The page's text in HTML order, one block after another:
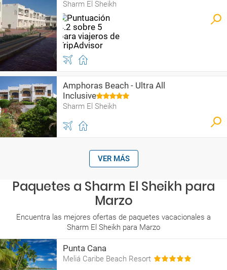
Sharm El Sheikh
Amphoras Beach - Ultra All
Inclusive
Sharm El Sheikh
VER MÁS
Paquetes a Sharm El Sheikh para
Marzo
Encuentra las mejores ofertas de paquetes vacacionales a
Sharm El Sheikh para Marzo
Punta Cana
Meliá Caribe Beach Resort